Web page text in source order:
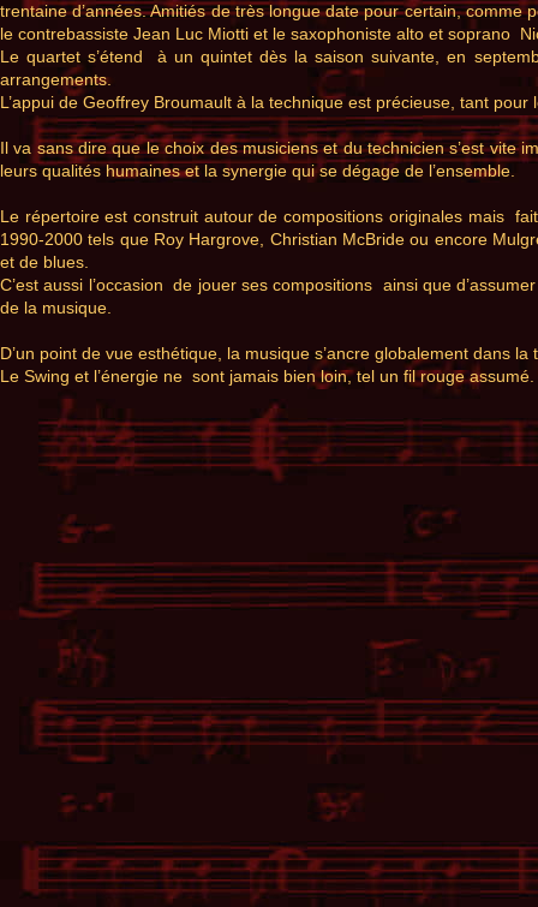
trentaine d’années. Amitiés de très longue date pour certain,
le contrebassiste Jean Luc Miotti et le saxophoniste alto et soprano
Le quartet s’étend à un quintet dès la saison suivante, en
arrangements.
L’appui de Geoffrey Broumault à la technique est précieuse, tant
Il va sans dire que le choix des musiciens et du technicien s’est vite
leurs qualités humaines et la synergie qui se dégage de l’ensemble.
Le répertoire est construit autour de compositions originales mais
1990-2000 tels que Roy Hargrove, Christian McBride ou encore
et de blues.
C’est aussi l’occasion de jouer ses compositions ainsi que
de la musique.
D’un point de vue esthétique, la musique s’ancre globalement dans
Le Swing et l’énergie ne sont jamais bien loin, tel un fil rouge assumé.